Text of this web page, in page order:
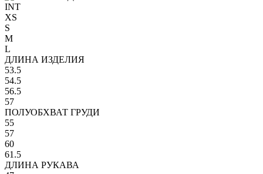
INT
XS
S
M
L
ДЛИНА ИЗДЕЛИЯ
53.5
54.5
56.5
57
ПОЛУОБХВАТ ГРУДИ
55
57
60
61.5
ДЛИНА РУКАВА